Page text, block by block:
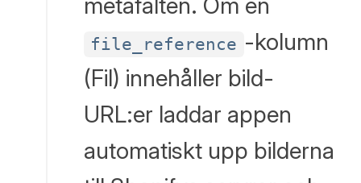
file_reference -kolumn
(Fil) innehåller bild-
URL:er laddar appen
automatiskt upp bilderna